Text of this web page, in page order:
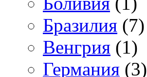
Бразилия (7)
Венгрия (1)
Германия (3)